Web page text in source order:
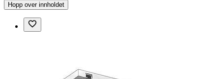
Hopp over innholdet